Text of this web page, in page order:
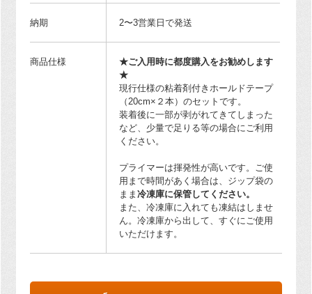
納期 2〜3営業日で発送
商品仕様
★ご入用時に都度購入をお勧めします
★
現行仕様の粘着剤付きホールドテープ
（20cm×２本）のセットです。
装着後に一部が剥がれてきてしまった
など、少量で足りる等の場合にご利用
ください。
プライマーは揮発性が高いです。ご使
用まで時間があく場合は、ジップ袋の
まま 冷凍庫に保管してください。
また、冷凍庫に入れても凍結はしませ
ん。冷凍庫から出して、すぐにご使用
いただけます。